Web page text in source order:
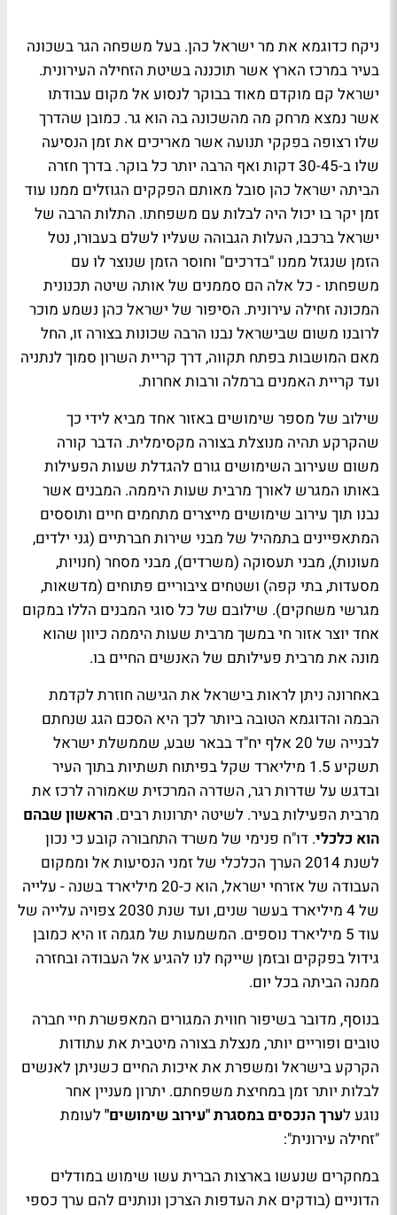
ניקח כדוגמא את מר ישראל כהן. בעל משפחה הגר בשכונה
בעיר במרכז הארץ אשר תוכננה בשיטת הזחילה העירונית.
ישראל קם מוקדם מאוד בבוקר לנסוע אל מקום עבודתו
אשר נמצא מרחק מה מהשכונה בה הוא גר. כמובן שהדרך
שלו רצופה בפקקי תנועה אשר מאריכים את זמן הנסיעה
שלו ב-30-45 דקות ואף הרבה יותר כל בוקר. בדרך חזרה
הביתה ישראל כהן סובל מאותם הפקקים הגוזלים ממנו עוד
זמן יקר בו יכול היה לבלות עם משפחתו. התלות הרבה של
ישראל ברכבו, העלות הגבוהה שעליו לשלם בעבורו, נטל
הזמן שנגזל ממנו "בדרכים" וחוסר הזמן שנוצר לו עם
משפחתו - כל אלה הם סממנים של אותה שיטה תכנונית
המכונה זחילה עירונית. הסיפור של ישראל כהן נשמע מוכר
לרובנו משום שבישראל נבנו הרבה שכונות בצורה זו, החל
מאם המושבות בפתח תקווה, דרך קריית השרון סמוך לנתניה
ועד קריית האמנים ברמלה ורבות אחרות.
שילוב של מספר שימושים באזור אחד מביא לידי כך
שהקרקע תהיה מנוצלת בצורה מקסימלית. הדבר קורה
משום שעירוב השימושים גורם להגדלת שעות הפעילות
באותו המגרש לאורך מרבית שעות היממה. המבנים אשר
נבנו תוך עירוב שימושים מייצרים מתחמים חיים ותוססים
המתאפיינים בתמהיל של מבני שירות חברתיים (גני ילדים,
מעונות), מבני תעסוקה (משרדים), מבני מסחר (חנויות,
מסעדות, בתי קפה) ושטחים ציבוריים פתוחים (מדשאות,
מגרשי משחקים). שילובם של כל סוגי המבנים הללו במקום
אחד יוצר אזור חי במשך מרבית שעות היממה כיוון שהוא
מונה את מרבית פעילותם של האנשים החיים בו.
באחרונה ניתן לראות בישראל את הגישה חוזרת לקדמת
הבמה והדוגמא הטובה ביותר לכך היא הסכם הגג שנחתם
לבנייה של 20 אלף יח"ד בבאר שבע, שממשלת ישראל
תשקיע 1.5 מיליארד שקל בפיתוח תשתיות בתוך העיר
ובדגש על שדרות רגר, השדרה המרכזית שאמורה לרכז את
מרבית הפעילות בעיר. לשיטה יתרונות רבים. הראשון שבהם
הוא כלכלי. דו"ח פנימי של משרד התחבורה קובע כי נכון
לשנת 2014 הערך הכלכלי של זמני הנסיעות אל וממקום
העבודה של אזרחי ישראל, הוא כ-20 מיליארד בשנה - עלייה
של 4 מיליארד בעשר שנים, ועד שנת 2030 צפויה עלייה של
עוד 5 מיליארד נוספים. המשמעות של מגמה זו היא כמובן
גידול בפקקים ובזמן שייקח לנו להגיע אל העבודה ובחזרה
ממנה הביתה בכל יום.
בנוסף, מדובר בשיפור חווית המגורים המאפשרת חיי חברה
טובים ופוריים יותר, מנצלת בצורה מיטבית את עתודות
הקרקע בישראל ומשפרת את איכות החיים כשניתן לאנשים
לבלות יותר זמן במחיצת משפחתם. יתרון מעניין אחר
נוגע לערך הנכסים במסגרת "עירוב שימושים"לעומת
"זחילה עירונית":
במחקרים שנעשו בארצות הברית עשו שימוש במודלים
הדוניים (בודקים את העדפות הצרכן ונותנים להם ערך כספי